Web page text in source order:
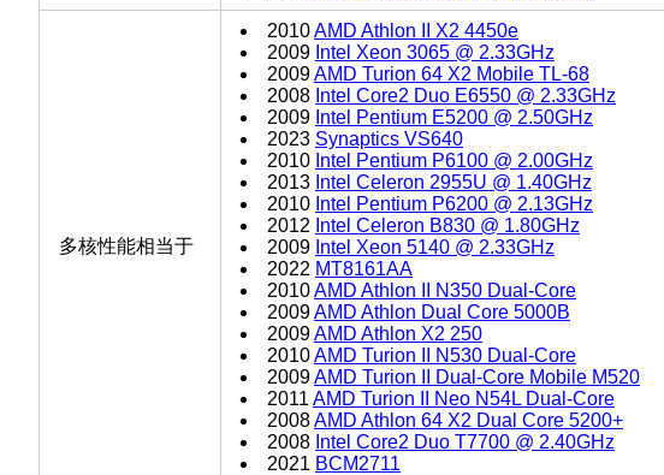
多核性能相当于
2010AMD Athlon II X2 4450e
2009 Intel Xeon 3065 @ 2.33GHz
2009AMD Turion 64 X2 Mobile TL-68
2008 Intel Core2 Duo E6550 @ 2.33GHz
2009 Intel Pentium E5200 @ 2.50GHz
2023 Synaptics VS640
2010 Intel Pentium P6100 @ 2.00GHz
2013 Intel Celeron 2955U @ 1.40GHz
2010 Intel Pentium P6200 @ 2.13GHz
2012 Intel Celeron B830 @ 1.80GHz
2009 Intel Xeon 5140 @ 2.33GHz
2022 MT8161AA
2010AMD Athlon II N350 Dual-Core
2009AMD Athlon Dual Core 5000B
2009AMD Athlon X2 250
2010AMD Turion II N530 Dual-Core
2009AMD Turion II Dual-Core Mobile M520
2011 AMD Turion II Neo N54L Dual-Core
2008AMD Athlon 64 X2 Dual Core 5200+
2008 Intel Core2 Duo T7700 @ 2.40GHz
2021 BCM2711